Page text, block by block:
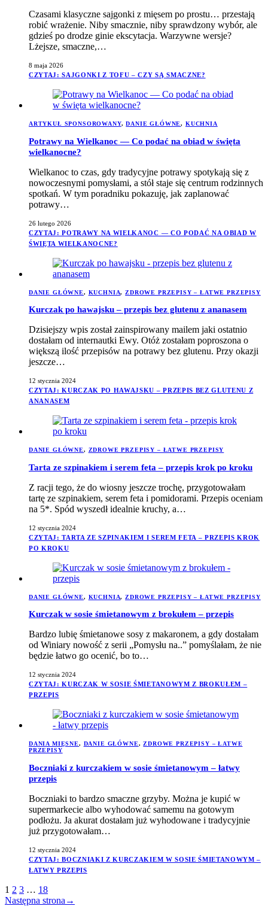
Czasami klasyczne sajgonki z mięsem po prostu… przestają
robić wrażenie. Niby smacznie, niby sprawdzony wybór, ale
gdzieś po drodze ginie ekscytacja. Warzywne wersje?
Lżejsze, smaczne,…
8 maja 2026
CZYTAJ : SAJGONKI Z TOFU – CZY SĄ SMACZNE?
ARTYKUŁ SPONSOROWANY,DANIE GŁÓWNE, KUCHNIA
Potrawy na Wielkanoc — Co podać na obiad w święta
wielkanocne?
Wielkanoc to czas, gdy tradycyjne potrawy spotykają się z
nowoczesnymi pomysłami, a stół staje się centrum rodzinnych
spotkań. W tym poradniku pokazuję, jak zaplanować
potrawy…
26 lutego 2026
CZYTAJ : POTRAWY NA WIELKANOC — CO PODAĆ NA OBIAD W
ŚWIĘTA WIELKANOCNE?
DANIE GŁÓWNE, KUCHNIA,ZDROWE PRZEPISY – ŁATWE PRZEPISY
Kurczak po hawajsku – przepis bez glutenu z ananasem
Dzisiejszy wpis został zainspirowany mailem jaki ostatnio
dostałam od internautki Ewy. Otóż zostałam poproszona o
większą ilość przepisów na potrawy bez glutenu. Przy okazji
jeszcze…
12 stycznia 2024
CZYTAJ : KURCZAK PO HAWAJSKU – PRZEPIS BEZ GLUTENU Z
ANANASEM
DANIE GŁÓWNE, ZDROWE PRZEPISY – ŁATWE PRZEPISY
Tarta ze szpinakiem i serem feta – przepis krok po kroku
Z racji tego, że do wiosny jeszcze trochę, przygotowałam
tartę ze szpinakiem, serem feta i pomidorami. Przepis oceniam
na 5*. Spód wyszedł idealnie kruchy, a…
12 stycznia 2024
CZYTAJ : TARTA ZE SZPINAKIEM I SEREM FETA – PRZEPIS KROK
PO KROKU
DANIE GŁÓWNE, KUCHNIA,ZDROWE PRZEPISY – ŁATWE PRZEPISY
Kurczak w sosie śmietanowym z brokułem – przepis
Bardzo lubię śmietanowe sosy z makaronem, a gdy dostałam
od Winiary nowość z serii „Pomysłu na..” pomyślałam, że nie
będzie łatwo go ocenić, bo to…
12 stycznia 2024
CZYTAJ : KURCZAK W SOSIE ŚMIETANOWYM Z BROKUŁEM –
PRZEPIS
DANIA MIĘSNE, DANIE GŁÓWNE,ZDROWE PRZEPISY – ŁATWE
PRZEPISY
Boczniaki z kurczakiem w sosie śmietanowym – łatwy
przepis
Boczniaki to bardzo smaczne grzyby. Można je kupić w
supermarkecie albo wyhodować samemu na gotowym
podłożu. Ja akurat dostałam już wyhodowane i tradycyjnie
już przygotowałam…
12 stycznia 2024
CZYTAJ : BOCZNIAKI Z KURCZAKIEM W SOSIE ŚMIETANOWYM –
ŁATWY PRZEPIS
1 2 3 … 18
Następna strona →